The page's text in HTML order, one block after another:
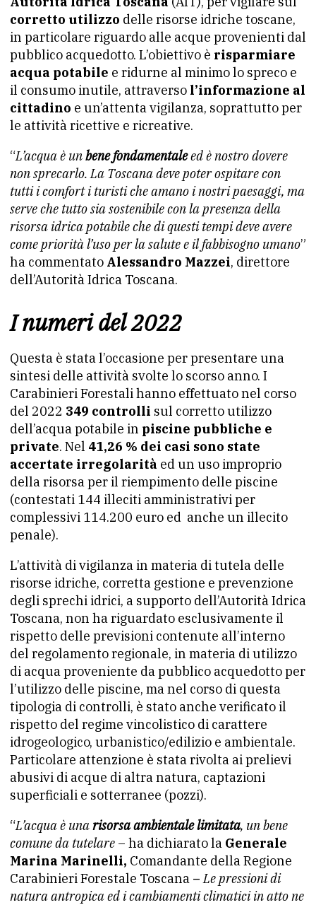
corretto utilizzo delle risorse idriche toscane,
in particolare riguardo alle acque provenienti dal
pubblico acquedotto. L’obiettivo è risparmiare
acqua potabile e ridurne al minimo lo spreco e
il consumo inutile, attraverso l’informazione al
cittadino e un’attenta vigilanza, soprattutto per
le attività ricettive e ricreative.
“L’acqua è unbene fondamentaleed è nostro dovere
non sprecarlo. La Toscana deve poter ospitare con
tutti i comfort i turisti che amano i nostri paesaggi, ma
serve che tutto sia sostenibile con la presenza della
risorsa idrica potabile che di questi tempi deve avere
come priorità l’uso per la salute e il fabbisogno umano”
ha commentato Alessandro Mazzei, direttore
dell’Autorità Idrica Toscana.
I numeri del 2022
Questa è stata l’occasione per presentare una
sintesi delle attività svolte lo scorso anno. I
Carabinieri Forestali hanno effettuato nel corso
del 2022 349 controlli sul corretto utilizzo
dell’acqua potabile in piscine pubbliche e
private. Nel 41,26 % dei casi sono state
accertate irregolarità ed un uso improprio
della risorsa per il riempimento delle piscine
(contestati 144 illeciti amministrativi per
complessivi 114.200 euro ed anche un illecito
penale).
L’attività di vigilanza in materia di tutela delle
risorse idriche, corretta gestione e prevenzione
degli sprechi idrici, a supporto dell’Autorità Idrica
Toscana, non ha riguardato esclusivamente il
rispetto delle previsioni contenute all’interno
del regolamento regionale, in materia di utilizzo
di acqua proveniente da pubblico acquedotto per
l’utilizzo delle piscine, ma nel corso di questa
tipologia di controlli, è stato anche verificato il
rispetto del regime vincolistico di carattere
idrogeologico, urbanistico/edilizio e ambientale.
Particolare attenzione è stata rivolta ai prelievi
abusivi di acque di altra natura, captazioni
superficiali e sotterranee (pozzi).
“L’acqua è unarisorsa ambientale limitata, un bene
comune da tutelare – ha dichiarato la Generale
Marina Marinelli, Comandante della Regione
Carabinieri Forestale Toscana – Le pressioni di
natura antropica ed i cambiamenti climatici in atto ne